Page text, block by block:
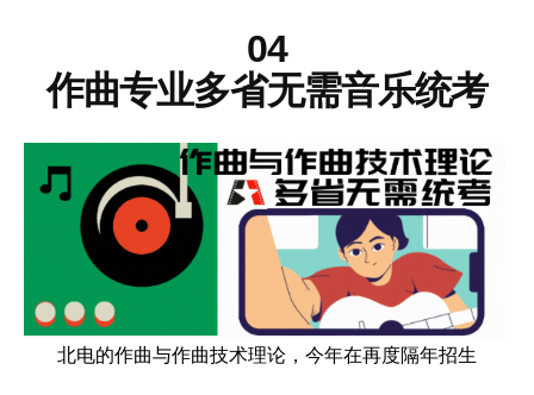
04
作曲专业多省无需音乐统考
北电的作曲与作曲技术理论，今年在再度隔年招生